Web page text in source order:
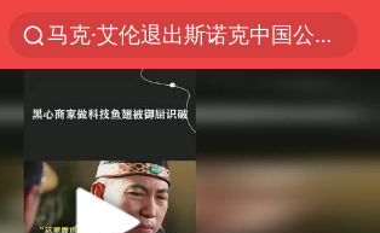
马克·艾伦退出斯诺克中国公开赛
央视新主播李秋莹孙亚鹏亮相
商场现钱学森巨幅海报 负责人回应
情侣平潭拍日出坠崖1死1伤